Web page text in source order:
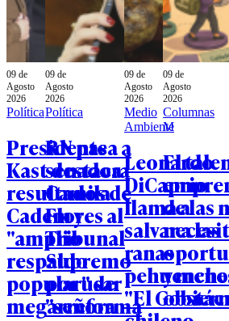
09 de
Agosto
2026
Política
Presidente
Kast destaca
resultados de
Cadem y
"amplio
respaldo
popular" de
megarreforma
09 de
Agosto
2026
Política
RN pasa a
senadora
Camila
Flores al
Tribunal
Supremo
por usar
"señora
09 de
Agosto
2026
Medio
Ambiente
Leonardo
DiCaprio
llama a
salvar a las
ranas
"El
09 de
Agosto
2026
Columnas
M
El
de las
y